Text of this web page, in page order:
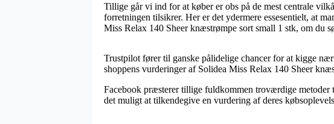
Tillige går vi ind for at køber er obs på de mest centrale
forretningen tilsikrer. Her er det ydermere essesentielt, at
Miss Relax 140 Sheer knæstrømpe sort small 1 stk, om du
Trustpilot fører til ganske pålidelige chancer for at kigge
shoppens vurderinger af Solidea Miss Relax 140 Sheer
Facebook præsterer tillige fuldkommen troværdige metoder
det muligt at tilkendegive en vurdering af deres